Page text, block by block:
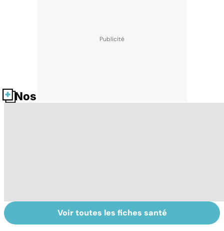
Nos fiches santé
HPV : tout savoir
sur les
Prolapsus : quand
les organes
Voir toutes les fiches santé